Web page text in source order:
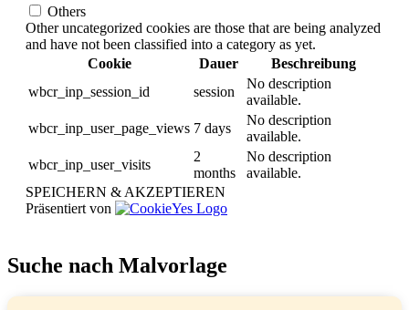
Others
Other uncategorized cookies are those that are being analyzed
and have not been classified into a category as yet.
Cookie
Dauer
Beschreibung
wbcr_inp_session_id
session
No description
available.
wbcr_inp_user_page_views 7 days
No description
available.
wbcr_inp_user_visits
2
months
No description
available.
SPEICHERN & AKZEPTIEREN
Präsentiert von
Suche nach Malvorlage